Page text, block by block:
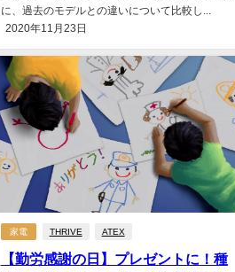
に、過去のモデルとの違いについて比較し...
2020年11月23日
家電 THRIVE ATEX
【勤労感謝の日】プレゼントに！種